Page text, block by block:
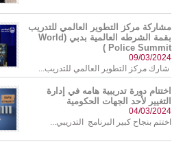
مشاركة مركز التطوير العالمي للتدريب
بقمة الشرطه العالمية بدبي (World
Police Summit )
09/03/2024
شارك مركز التطوير العالمي للتدريب...
اختتام دورة تدريبية هامه في إدارة
التغيير لأحد الجهات الحكومية
04/03/2024
اختتم بنجاح كبير البرنامج التدريبي...